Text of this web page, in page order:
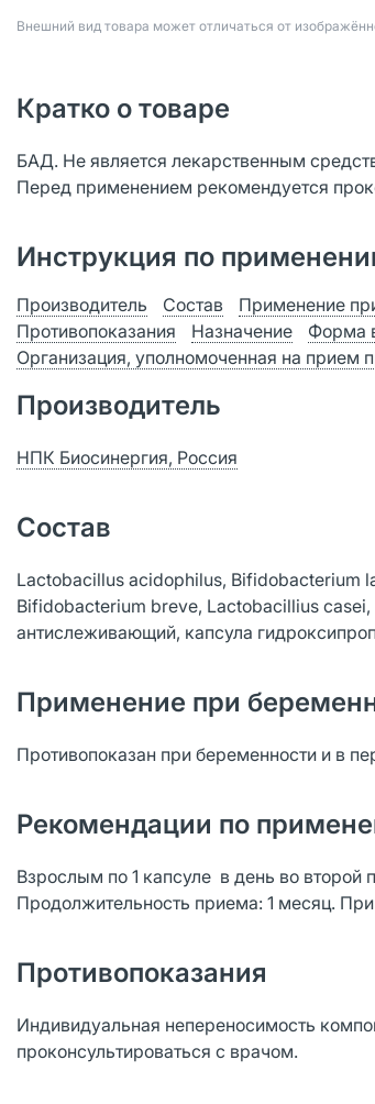
Bнешний вид товара может отличаться от
Кратко о товаре
БАД. Не является лекарственным
Перед применением рекомендуется
Инструкция по
Производитель Состав Применение
Противопоказания
Назначение Форма
Организация, уполномоченная на прием
Производитель
НПК Биосинергия, Россия
Состав
Lactobacillus acidophilus, Bifidobacterium
Bifidobacterium breve, Lactobacillius
антислеживающий, капсула
Применение при
Противопоказан при беременности и в
Рекомендации по
Взрослым по 1 капсуле в день во второй
Продолжительность приема: 1 месяц.
Противопоказания
Индивидуальная непереносимость
проконсультироваться с врачом.